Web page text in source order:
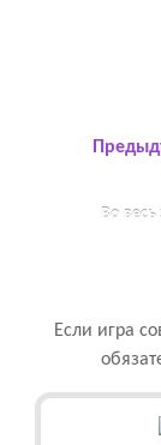
Во весь
Если игра